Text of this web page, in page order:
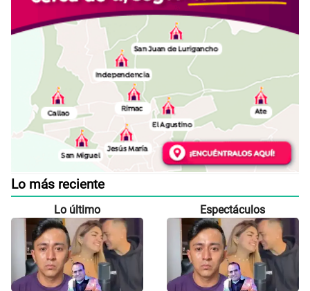
Lo más reciente
Lo último Espectáculos